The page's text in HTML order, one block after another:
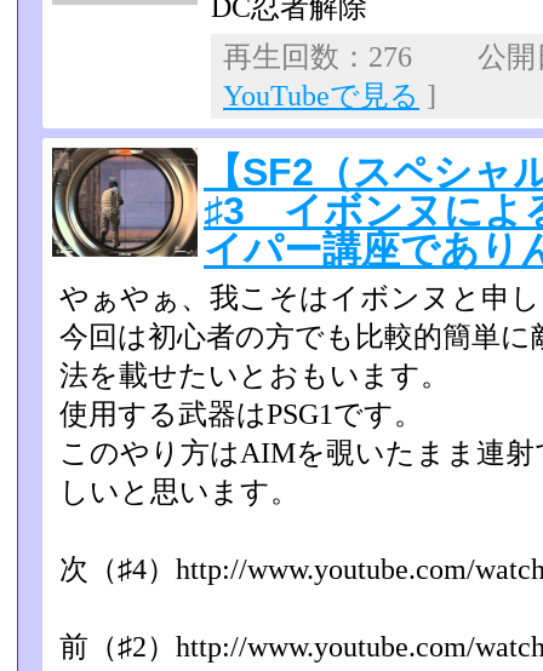
DC忍者解除
再生回数：276 公
YouTubeで見る ]
【SF2（スペシ
♯3 イボンヌによ
イパー講座であり
やぁやぁ、我こそはイボンヌと申
今回は初心者の方でも比較的簡単
法を載せたいとおもいます­。
使用する武器はPSG1です。
このやり方はAIMを覗いたまま連
しいと思います。
次（♯4）http://www.youtube.com/
前（♯2）http://www.youtube.com/